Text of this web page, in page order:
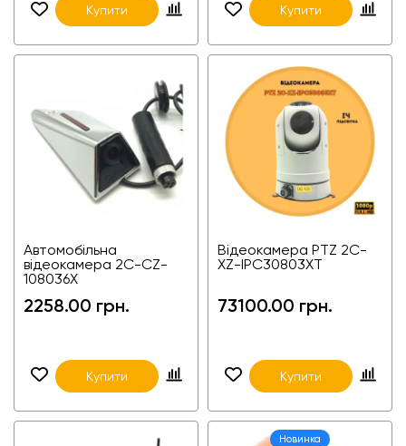
Купити Купити
Автомобільна
відеокамера 2C-CZ-
108036X
2258.00 грн.
Купити
Відеокамера PTZ 2С-
XZ-IPC30803XT
73100.00 грн.
Купити
Новинка